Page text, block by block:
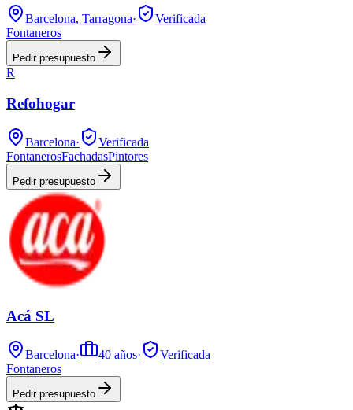
Barcelona, Tarragona·
Verificada
Fontaneros
Pedir presupuesto
R
Refohogar
Barcelona·
Verificada
FontanerosFachadasPintores
Pedir presupuesto
Acá SL
Barcelona· 40 años·
Verificada
Fontaneros
Pedir presupuesto